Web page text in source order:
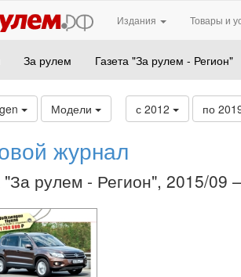
Издания Товары и
За рулем Газета "За рулем - Регион"
Модели с 2012 по
журнал
"За рулем - Регион", 2015/09